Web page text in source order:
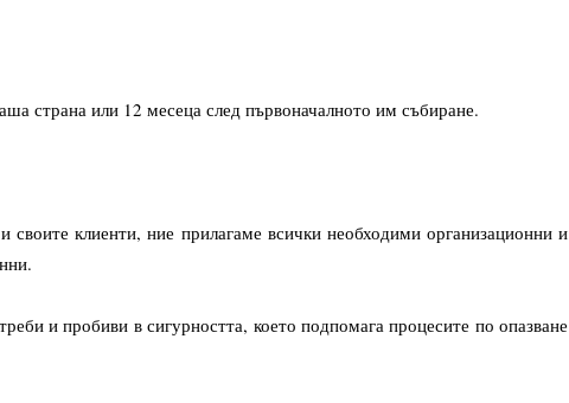
страна или 12 месеца след първоначалното им събиране.
своите клиенти, ние прилагаме всички необходими организационни и
и пробиви в сигурността, което подпомага процесите по опазване